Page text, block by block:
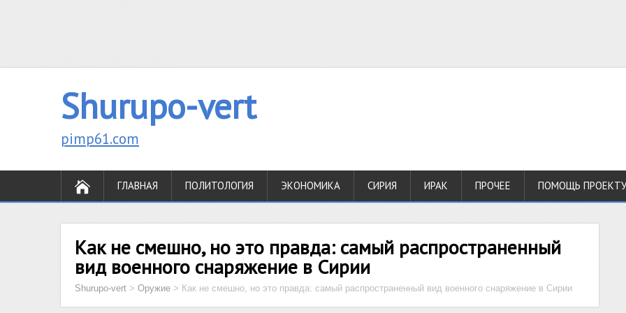
Shurupo-vert
pimp61.com
ГЛАВНАЯ ПОЛИТОЛОГИЯ ЭКОНОМИКА СИРИЯ ИРАК ПРОЧЕЕ ПОМОЩЬ ПРОЕКТУ
Как не смешно, но это правда: самый распространенный
вид военного снаряжение в Сирии
Shurupo-vert > Оружие > Как не смешно, но это правда: самый распространенный вид военного снаряжение в Сирии